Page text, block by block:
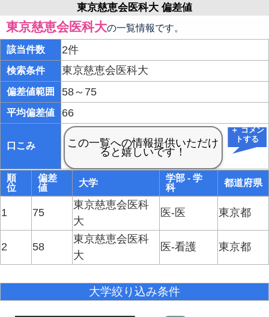
東京慈恵会医科大 偏差値
東京慈恵会医科大の一覧情報です。
該当件数 2件
検索条件 東京慈恵会医科大
偏差値範囲 58～75
平均偏差値 66
口こみ
＋ コメン
トする
順
位
偏差
値
大学
学部 - 学
科
都道府県
1 75
東京慈恵会医科
大
医-医 東京都
2 58
東京慈恵会医科
大
医-看護 東京都
大学絞り込み条件